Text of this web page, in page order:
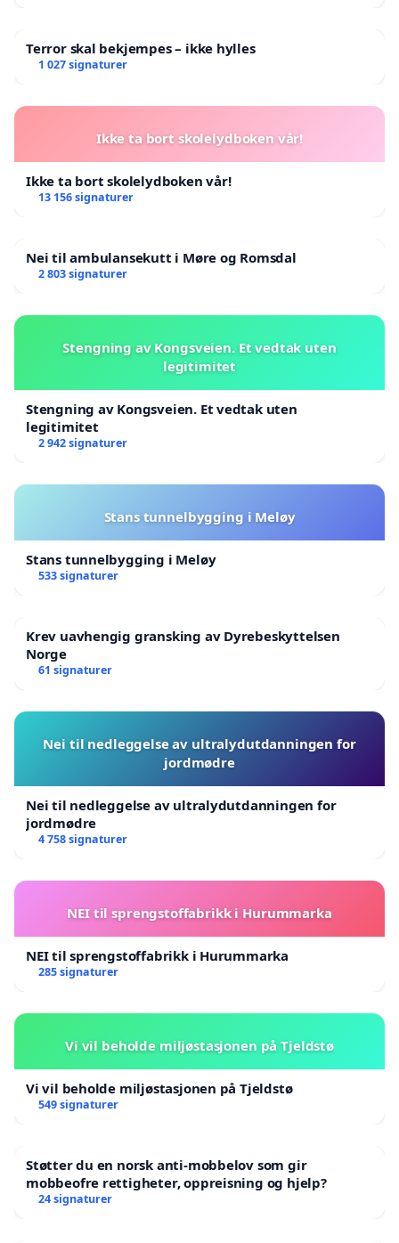
Terror skal bekjempes – ikke hylles
1 027 signaturer
Ikke ta bort skolelydboken vår!
Ikke ta bort skolelydboken vår!
13 156 signaturer
Nei til ambulansekutt i Møre og Romsdal
2 803 signaturer
Stengning av Kongsveien. Et vedtak uten
legitimitet
Stengning av Kongsveien. Et vedtak uten
legitimitet
2 942 signaturer
Stans tunnelbygging i Meløy
Stans tunnelbygging i Meløy
533 signaturer
Krev uavhengig gransking av Dyrebeskyttelsen
Norge
61 signaturer
Nei til nedleggelse av ultralydutdanningen for
jordmødre
Nei til nedleggelse av ultralydutdanningen for
jordmødre
4 758 signaturer
NEI til sprengstoffabrikk i Hurummarka
NEI til sprengstoffabrikk i Hurummarka
285 signaturer
Vi vil beholde miljøstasjonen på Tjeldstø
Vi vil beholde miljøstasjonen på Tjeldstø
549 signaturer
Støtter du en norsk anti-mobbelov som gir
mobbeofre rettigheter, oppreisning og hjelp?
24 signaturer